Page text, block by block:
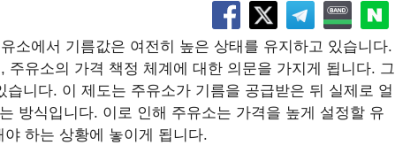
소에서 기름값은 여전히 높은 상태를 유지하고 있습니다.
유소의 가격 책정 체계에 대한 의문을 가지게 됩니다. 그
습니다. 이 제도는 주유소가 기름을 공급받은 뒤 실제로 얼
방식입니다. 이로 인해 주유소는 가격을 높게 설정할 유
하는 상황에 놓이게 됩니다.